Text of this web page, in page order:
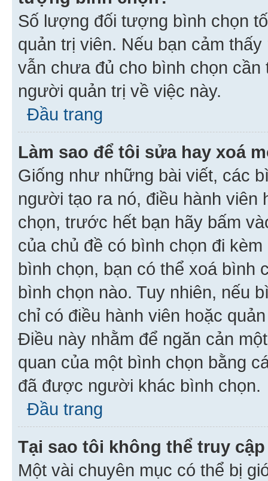
Số lượng đối tượng bình chọn
quản trị viên. Nếu bạn cảm
vẫn chưa đủ cho bình chọn
người quản trị về việc này.
Đầu trang
Làm sao để tôi sửa hay xoá
Giống như những bài viết, các
người tạo ra nó, điều hành
chọn, trước hết bạn hãy bấm
của chủ đề có bình chọn đi
bình chọn, bạn có thể xoá bình
bình chọn nào. Tuy nhiên, nếu
chỉ có điều hành viên hoặc
Điều này nhằm để ngăn cản
quan của một bình chọn bằng
đã được người khác bình chọn.
Đầu trang
Tại sao tôi không thể truy
Một vài chuyên mục có thể bị